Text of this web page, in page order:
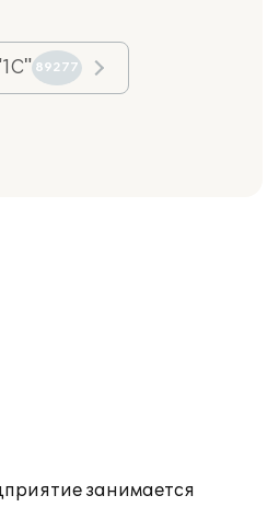
89277
занимается